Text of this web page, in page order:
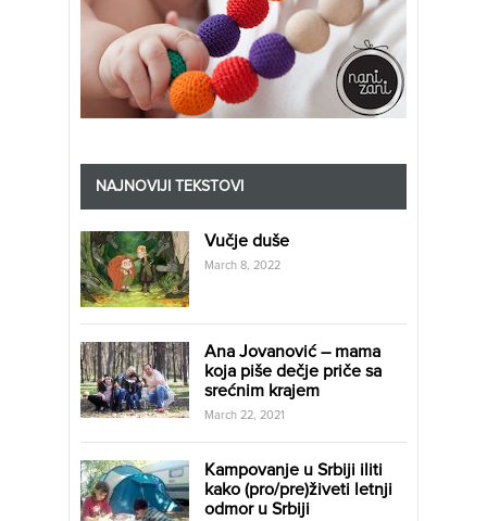
NAJNOVIJI TEKSTOVI
Vučje duše
March 8, 2022
Ana Jovanović – mama
koja piše dečje priče sa
srećnim krajem
March 22, 2021
Kampovanje u Srbiji iliti
kako (pro/pre)živeti letnji
odmor u Srbiji